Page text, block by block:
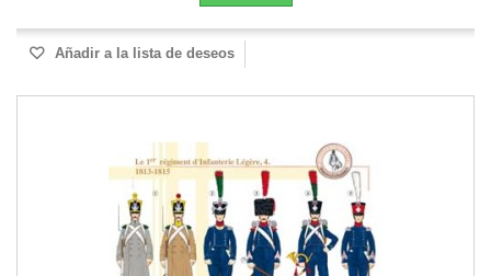
Añadir a la lista de deseos